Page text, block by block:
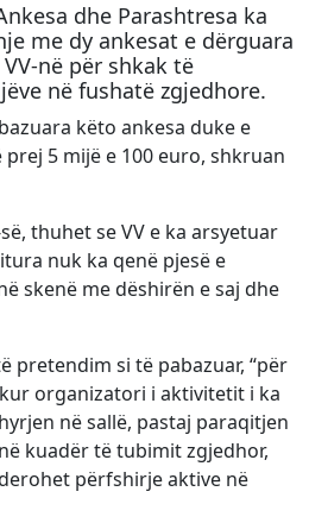
dhe Parashtresa ka
me dy ankesat e dërguara
në për shkak të
në fushatë zgjedhore.
këto ankesa duke e
5 mijë e 100 euro, shkruan
thuhet se VV e ka arsyetuar
nuk ka qenë pjesë e
skenë me dëshirën e saj dhe
pretendim si të pabazuar, “për
organizatori i aktivitetit i ka
në sallë, pastaj paraqitjen
kuadër të tubimit zgjedhor,
përfshirje aktive në